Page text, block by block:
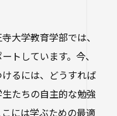
大学教育学部では、
トしています。今、
るには、どうすれば
たちの自主的な勉強
には学ぶための最適